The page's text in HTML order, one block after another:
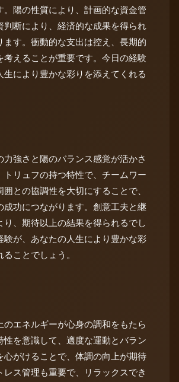
。陽の性質により、計画的な資金管
判断により、経済的な成果を得られ
ます。衝動的な支出は控え、長期的
考えることが重要です。今日の経験
生により豊かな彩りを添えてくれる
力強さと陽のバランス感覚が活かさ
トリュフの持つ特性で、チームワー
囲との協調性を大切にすることで、
成功につながります。創意工夫と継
り、期待以上の結果を得られるでし
験が、あなたの人生により豊かな彩
ことでしょう。
のエネルギーが心身の調和をもたら
性を意識して、適度な運動とバラン
心がけることで、体調の向上が期待
レス管理も重要で、リラックスでき